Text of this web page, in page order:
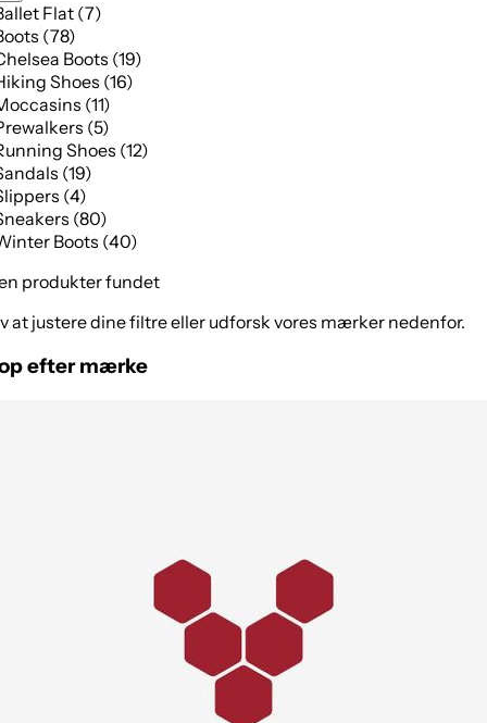
Flat (7)
(78)
Boots (19)
Shoes (16)
(11)
(5)
Shoes (12)
(19)
(4)
(80)
Boots (40)
produkter fundet
at justere dine filtre eller udforsk vores mærker nedenfor.
efter mærke